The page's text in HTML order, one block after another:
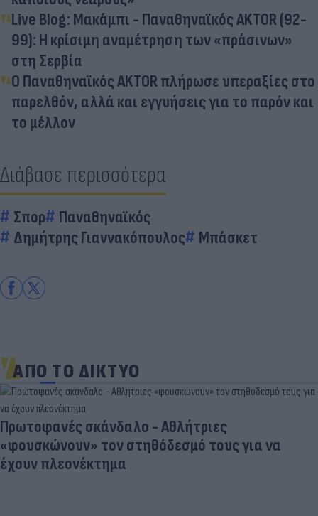
Live Blog: Mακάμπι - Παναθηναϊκός AKTOR (92-
99): Η κρίσιμη αναμέτρηση των «πράσινων»
στη Σερβία
Ο Παναθηναϊκός AKTOR πλήρωσε υπεραξίες στο
παρελθόν, αλλά και εγγυήσεις για το παρόν και
το μέλλον
Διάβασε περισσότερα
Σπορ
Παναθηναϊκός
Δημήτρης Γιαννακόπουλος
Μπάσκετ
ΑΠΟ ΤΟ ΔΙΚΤΥΟ
Πρωτοφανές σκάνδαλο - Aθλήτριες
«φουσκώνουν» τον στηθόδεσμό τους για να
έχουν πλεονέκτημα